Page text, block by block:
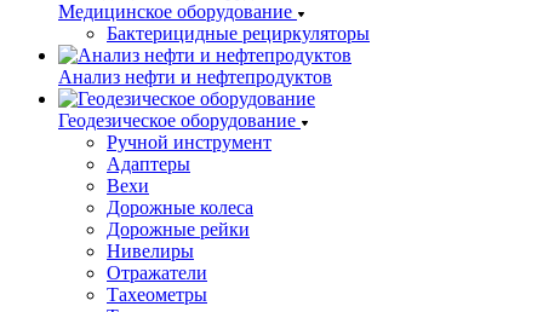
Медицинское оборудование
Бактерицидные рециркуляторы
Анализ нефти и нефтепродуктов
Геодезическое оборудование
Ручной инструмент
Адаптеры
Вехи
Дорожные колеса
Дорожные рейки
Нивелиры
Отражатели
Тахеометры